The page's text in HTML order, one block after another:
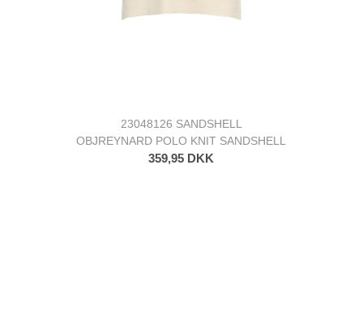
23048126 SANDSHELL
OBJREYNARD POLO KNIT SANDSHELL
359,95 DKK